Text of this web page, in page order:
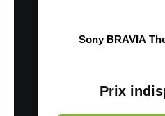
Sony BRAVIA
Prix